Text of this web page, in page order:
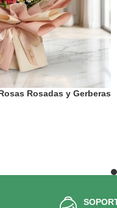
Rosadas y Gerberas